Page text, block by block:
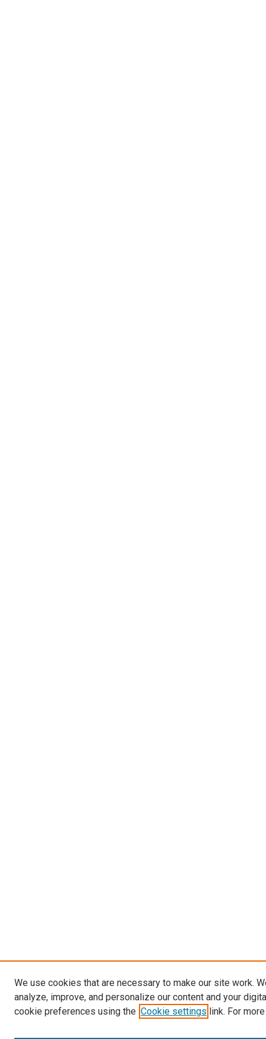
We use cookies that are necessary to make our site work.
analyze, improve, and personalize our content and your
cookie preferences using the Cookie settings link. For